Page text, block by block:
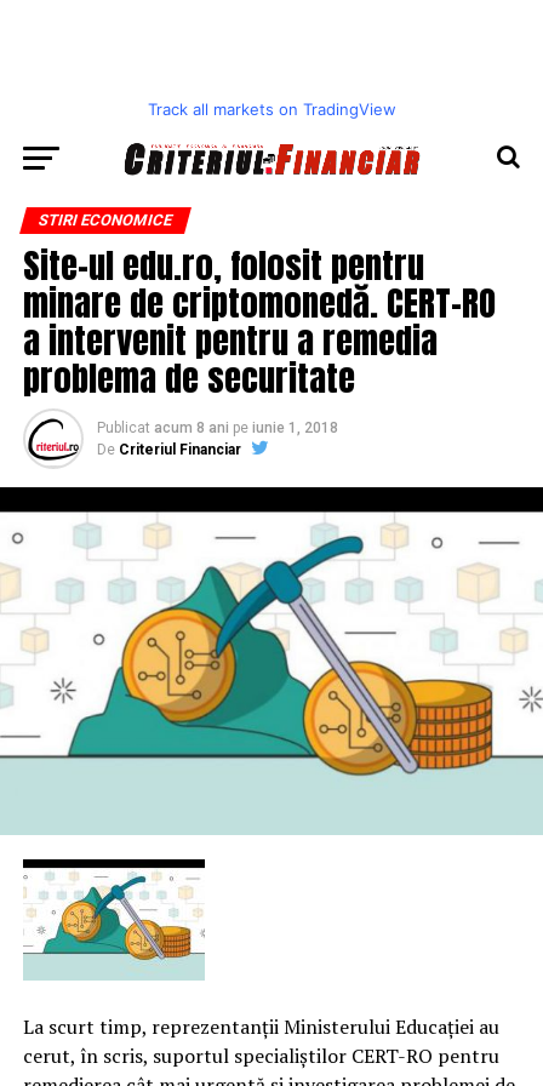
Track all markets on TradingView
STIRI ECONOMICE
Site-ul edu.ro, folosit pentru
minare de criptomonedă. CERT-RO
a intervenit pentru a remedia
problema de securitate
Publicat acum 8 ani pe iunie 1, 2018
De Criteriul Financiar
La scurt timp, reprezentanţii Ministerului Educaţiei au
cerut, în scris, suportul specialiştilor CERT-RO pentru